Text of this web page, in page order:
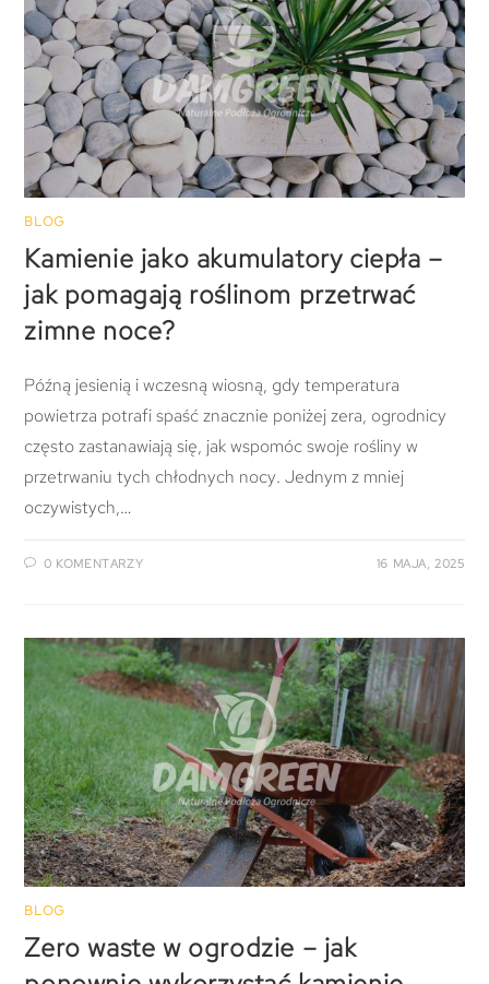
BLOG
Kamienie jako akumulatory ciepła –
jak pomagają roślinom przetrwać
zimne noce?
Późną jesienią i wczesną wiosną, gdy temperatura
powietrza potrafi spaść znacznie poniżej zera, ogrodnicy
często zastanawiają się, jak wspomóc swoje rośliny w
przetrwaniu tych chłodnych nocy. Jednym z mniej
oczywistych,…
0 KOMENTARZY 16 MAJA, 2025
BLOG
Zero waste w ogrodzie – jak